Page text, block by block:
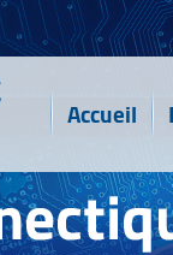
Accueil